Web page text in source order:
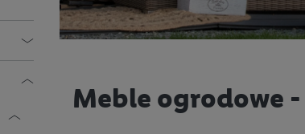
Meble ogrodowe